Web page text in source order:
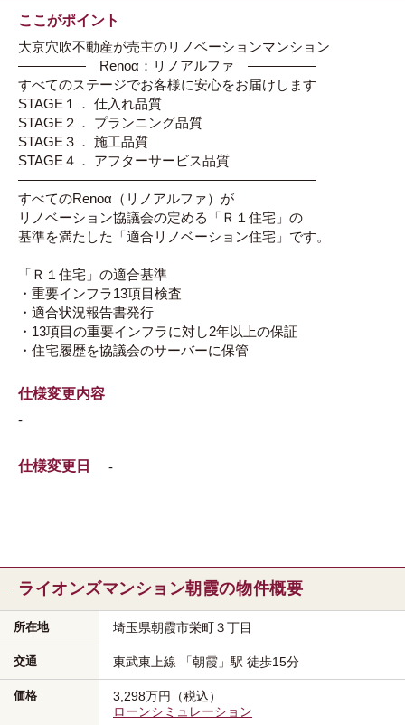
ここがポイント
大京穴吹不動産が売主のリノベーションマンション
――――― Renoα：リノアルファ ―――――
すべてのステージでお客様に安心をお届けします
STAGE１． 仕入れ品質
STAGE２． プランニング品質
STAGE３． 施工品質
STAGE４． アフターサービス品質
――――――――――――――――――――――
すべてのRenoα（リノアルファ）が
リノベーション協議会の定める「Ｒ１住宅」の
基準を満たした「適合リノベーション住宅」です。
「Ｒ１住宅」の適合基準
・重要インフラ13項目検査
・適合状況報告書発行
・13項目の重要インフラに対し2年以上の保証
・住宅履歴を協議会のサーバーに保管
仕様変更内容
-
仕様変更日 -
ライオンズマンション朝霞の物件概要
所在地 埼玉県朝霞市栄町３丁目
交通 東武東上線 「朝霞」駅 徒歩15分
価格
3,298万円（税込）
ローンシミュレーション